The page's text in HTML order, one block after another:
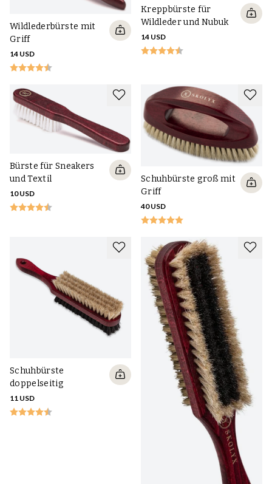
Wildlederbürste mit
Griff
14 USD
Kreppbürste für
Wildleder und Nubuk
14 USD
Bürste für Sneakers
und Textil
10 USD
Schuhbürste groß mit
Griff
40 USD
Schuhbürste
doppelseitig
11 USD